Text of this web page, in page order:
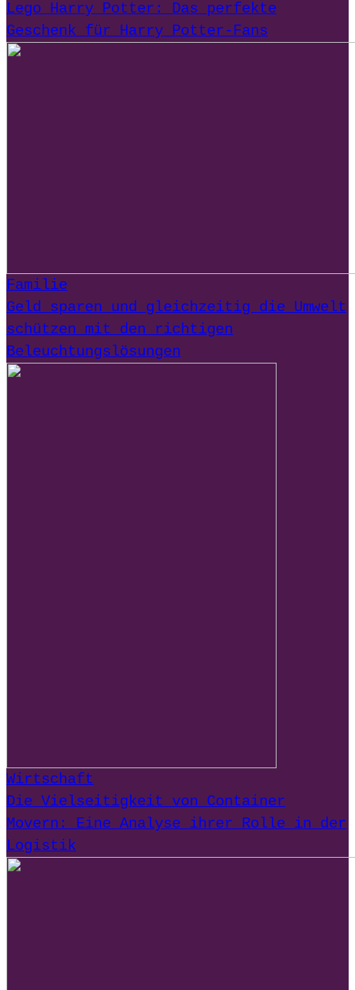
Lego Harry Potter: Das perfekte
Geschenk für Harry Potter-Fans
Familie
Geld sparen und gleichzeitig die Umwelt
schützen mit den richtigen
Beleuchtungslösungen
Wirtschaft
Die Vielseitigkeit von Container
Movern: Eine Analyse ihrer Rolle in der
Logistik